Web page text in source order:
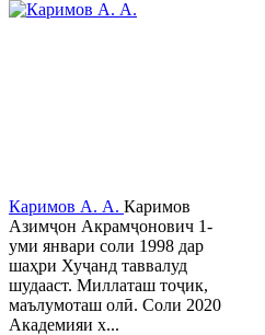
Каримов А. А. Каримов
Азимҷон Акрамҷонович 1-
уми январи соли 1998 дар
шаҳри Хуҷанд таввалуд
шудааст. Миллаташ тоҷик,
маълумоташ олӣ. Соли 2020
Академияи х...